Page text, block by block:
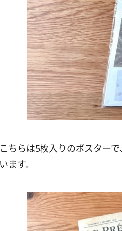
こちらは5枚入りのポスター
います。